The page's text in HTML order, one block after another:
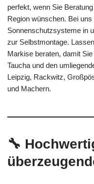
perfekt, wenn Sie
Region wünschen. Bei
Sonnenschutzsysteme in
zur Selbstmontage.
Markise beraten, damit
Taucha und den
Leipzig, Rackwitz,
und Machern.
🔧